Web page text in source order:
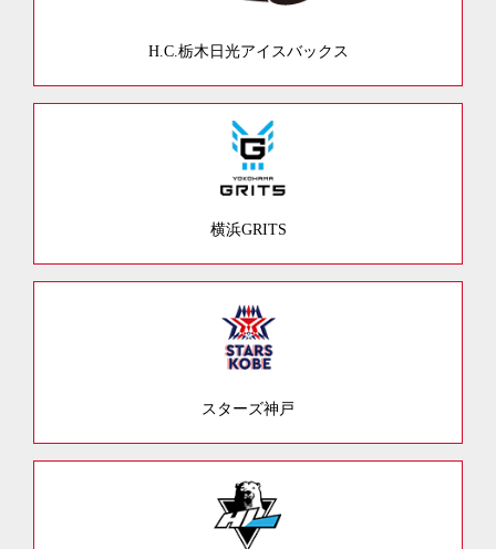
H.C.栃木日光アイスバックス
横浜GRITS
スターズ神戸